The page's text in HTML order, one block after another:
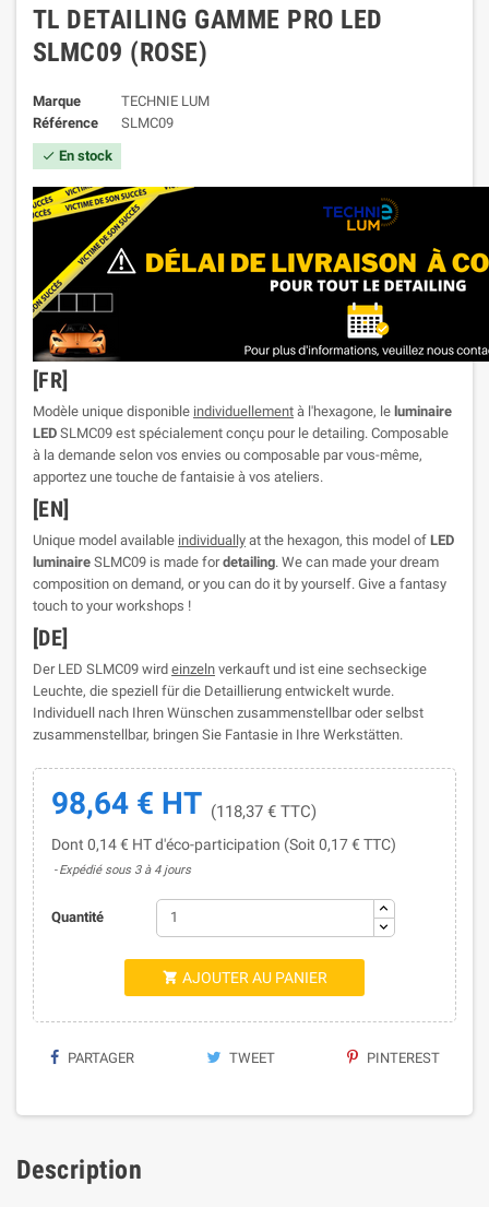
TL DETAILING GAMME PRO LED
SLMC09 (ROSE)
Marque
TECHNIE LUM
Référence
SLMC09
 En stock
[FR]
Modèle unique disponible individuellement à l'hexagone, le luminaire
LED SLMC09 est spécialement conçu pour le detailing. Composable
à la demande selon vos envies ou composable par vous-même,
apportez une touche de fantaisie à vos ateliers.
[EN]
Unique model available individually at the hexagon, this model of LED
luminaire SLMC09 is made fordetailing. We can made your dream
composition on demand, or you can do it by yourself. Give a fantasy
touch to your workshops !
[DE]
Der LED SLMC09 wird einzeln verkauft und ist eine sechseckige
Leuchte, die speziell für die Detaillierung entwickelt wurde.
Individuell nach Ihren Wünschen zusammenstellbar oder selbst
zusammenstellbar, bringen Sie Fantasie in Ihre Werkstätten.
98,64 € HT (118,37 € TTC)
Dont 0,14 € HT d'éco-participation (Soit 0,17 € TTC)
Expédié sous 3 à 4 jours
Quantité
 AJOUTER AU PANIER
PARTAGER TWEET PINTEREST
Description